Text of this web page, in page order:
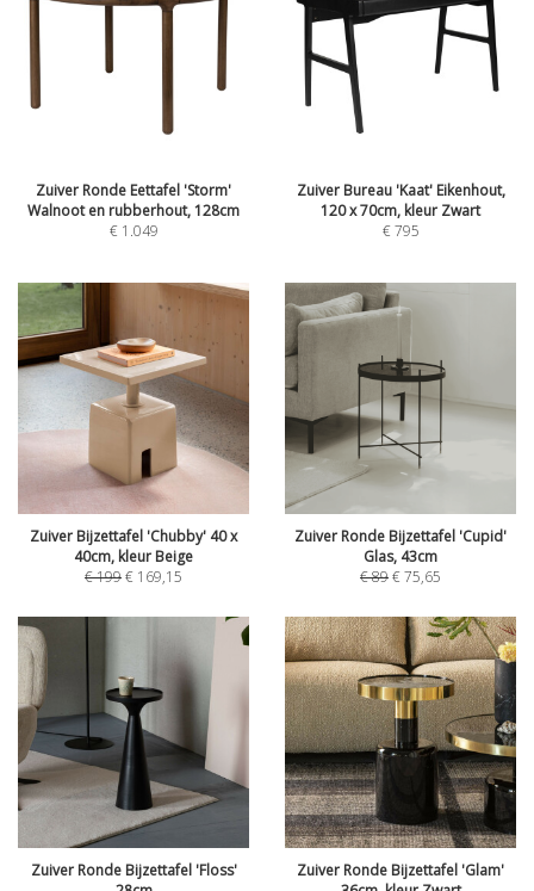
Zuiver Ronde Eettafel 'Storm'
Walnoot en rubberhout, 128cm
€ 1.049
Zuiver Bureau 'Kaat' Eikenhout,
120 x 70cm, kleur Zwart
€795
Zuiver Bijzettafel 'Chubby' 40 x
40cm, kleur Beige
€199€ 169,15
Zuiver Ronde Bijzettafel 'Cupid'
Glas, 43cm
€89€75,65
Zuiver Ronde Bijzettafel 'Floss'
Zuiver Ronde Bijzettafel 'Glam'